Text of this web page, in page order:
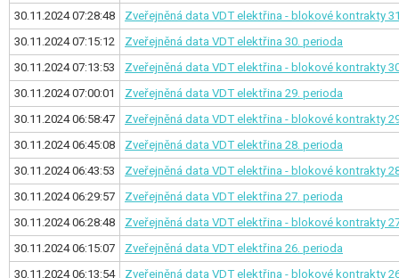
30.11.2024 07:28:48
Zveřejněná data VDT elektřina - blokové kontrakty
30.11.2024 07:15:12
Zveřejněná data VDT elektřina 30. perioda
30.11.2024 07:13:53
Zveřejněná data VDT elektřina - blokové kontrakty
30.11.2024 07:00:01
Zveřejněná data VDT elektřina 29. perioda
30.11.2024 06:58:47
Zveřejněná data VDT elektřina - blokové kontrakty
30.11.2024 06:45:08
Zveřejněná data VDT elektřina 28. perioda
30.11.2024 06:43:53
Zveřejněná data VDT elektřina - blokové kontrakty
30.11.2024 06:29:57
Zveřejněná data VDT elektřina 27. perioda
30.11.2024 06:28:48
Zveřejněná data VDT elektřina - blokové kontrakty
30.11.2024 06:15:07
Zveřejněná data VDT elektřina 26. perioda
30.11.2024 06:13:54
Zveřejněná data VDT elektřina - blokové kontrakty